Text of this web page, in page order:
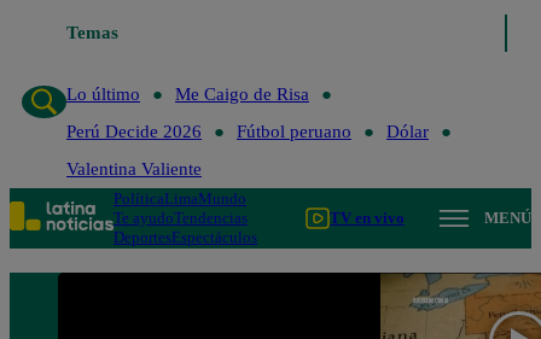
Temas
Lo último
Me Caigo de Risa
Perú Decide 2026
Fútbol peruano
Dólar
Valentina Valiente
PolíticaLimaMundo
Te ayudoTendencias
DeportesEspectáculos
TV en vivo MENÚ